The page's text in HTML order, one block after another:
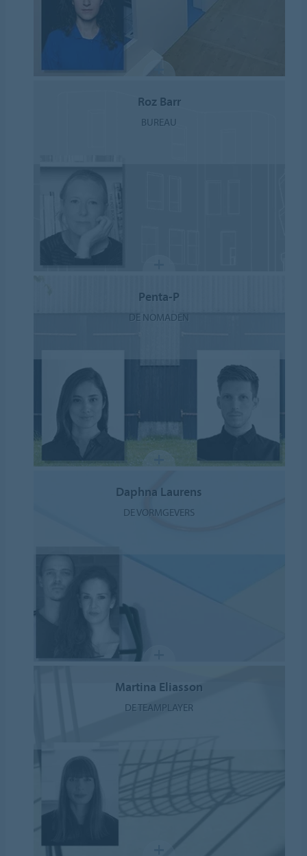
Roz Barr
BUREAU
Penta-P
DE NOMADEN
Daphna Laurens
DE VORMGEVERS
Martina Eliasson
DE TEAMPLAYER